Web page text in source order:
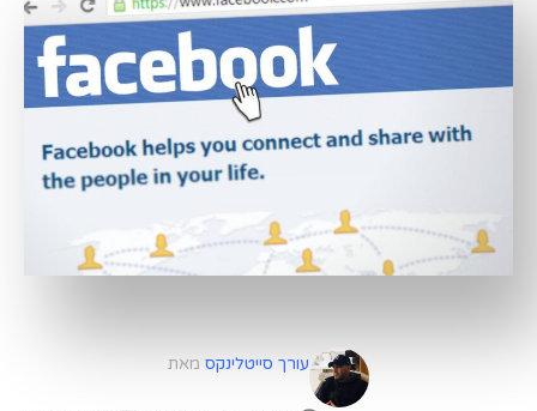
עורך סייטלינקס מאת